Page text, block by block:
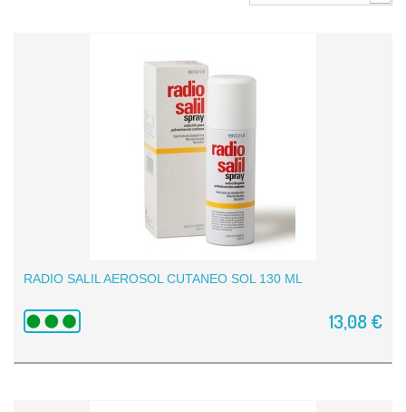
RADIO SALIL AEROSOL CUTANEO SOL 130 ML
13,08 €